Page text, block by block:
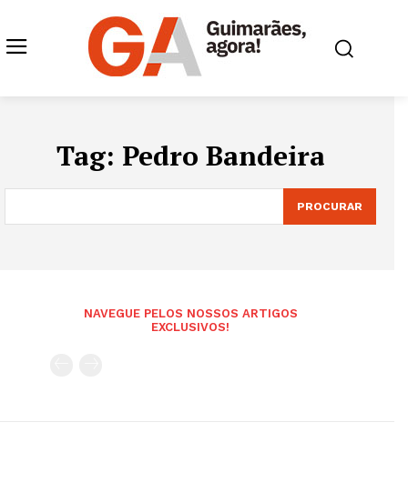
Tag: Pedro Bandeira
PROCURAR
NAVEGUE PELOS NOSSOS ARTIGOS
EXCLUSIVOS!